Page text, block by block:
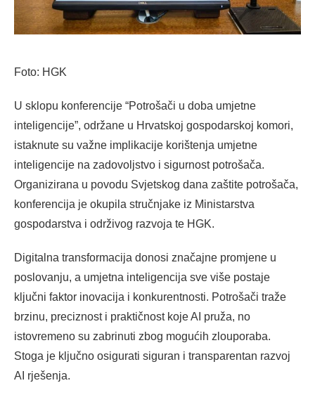
Foto: HGK
U sklopu konferencije “Potrošači u doba umjetne
inteligencije”, održane u Hrvatskoj gospodarskoj komori,
istaknute su važne implikacije korištenja umjetne
inteligencije na zadovoljstvo i sigurnost potrošača.
Organizirana u povodu Svjetskog dana zaštite potrošača,
konferencija je okupila stručnjake iz Ministarstva
gospodarstva i održivog razvoja te HGK.
Digitalna transformacija donosi značajne promjene u
poslovanju, a umjetna inteligencija sve više postaje
ključni faktor inovacija i konkurentnosti. Potrošači traže
brzinu, preciznost i praktičnost koje AI pruža, no
istovremeno su zabrinuti zbog mogućih zlouporaba.
Stoga je ključno osigurati siguran i transparentan razvoj
AI rješenja.